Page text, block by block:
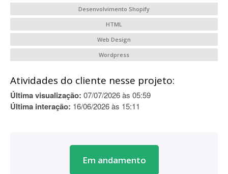
Desenvolvimento Shopify
HTML
Web Design
Wordpress
Atividades do cliente nesse projeto:
Última visualização: 07/07/2026 às 05:59
Última interação: 16/06/2026 às 15:11
Em andamento